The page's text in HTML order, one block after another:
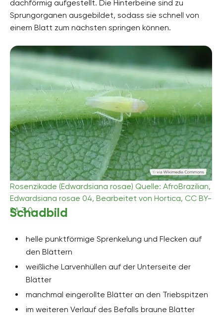
dachförmig aufgestellt. Die Hinterbeine sind zu
Sprungorganen ausgebildet, sodass sie schnell von
einem Blatt zum nächsten springen können.
Rosenzikade (Edwardsiana rosae) Quelle: AfroBrazilian,
Edwardsiana rosae 04, Bearbeitet von Hortica, CC BY-
SA 3.0
Schadbild
helle punktförmige Sprenkelung und Flecken auf
den Blättern
weißliche Larvenhüllen auf der Unterseite der
Blätter
manchmal eingerollte Blätter an den Triebspitzen
im weiteren Verlauf des Befalls braune Blätter